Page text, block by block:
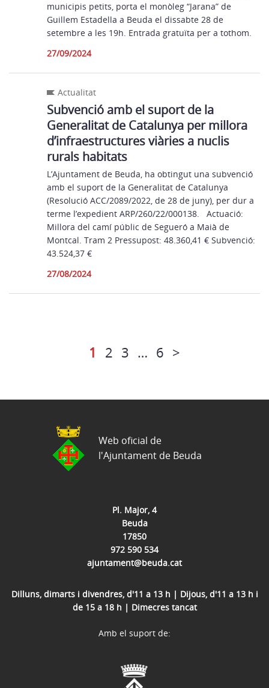
municipis petits, porta el monòleg “Jarana” de
Guillem Estadella a Beuda el dissabte 28 de
setembre a les 19h. Entrada gratuïta per a tothom.
27/09/2024
Actualitat
Subvenció amb el suport de la
Generalitat de Catalunya per millora
d’infraestructures viàries a nuclis
rurals habitats
L’Ajuntament de Beuda, ha obtingut una subvenció
amb el suport de la Generalitat de Catalunya
(Resolució ACC/2089/2022, de 28 de juny), per dur a
terme l’expedient ARP/260/22/000138. Actuació:
Millora del camí públic de Segueró a Maià de
Montcal. Tram 2 Pressupost: 48.360,41 € Subvenció:
43.524,37 €
27/08/2024
1 2 3 … 6 >
Pl. Major, 4
Beuda
17850
972 590 534
ajuntament@beuda.cat
Dilluns, dimarts i divendres, d'11 a 13 h | Dijous, d'11 a 13 h i
de 15 a 18 h | Dimecres tancat
Web oficial de
l'Ajuntament de Beuda
Amb el suport de: